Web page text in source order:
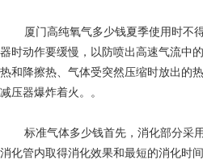
厦门高纯氧气多少钱夏季使用时不
器时动作要缓慢，以防喷出高速气流中
热和降擦热、气体受突然压缩时放出的
减压器爆炸着火。。
标准气体多少钱首先，消化部分采
消化管内取得消化效果和最短的消化时